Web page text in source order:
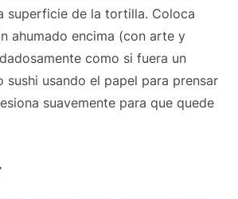
superficie de la tortilla. Coloca
ahumado encima (con arte y
como si fuera un
sushi usando el papel para prensar
suavemente para que quede